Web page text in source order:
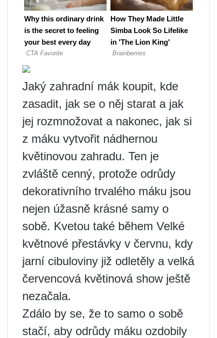
Jaký zahradní mák koupit, kde
zasadit, jak se o něj starat a jak
jej rozmnožovat a nakonec, jak si
z máku vytvořit nádhernou
květinovou zahradu. Ten je
zvláště cenný, protože odrůdy
dekorativního trvalého máku jsou
nejen úžasně krásné samy o
sobě. Kvetou také během Velké
květnové přestávky v červnu, kdy
jarní cibuloviny již odletěly a velká
červencová květinová show ještě
nezačala.
Zdálo by se, že to samo o sobě
stačí, aby odrůdy máku ozdobily